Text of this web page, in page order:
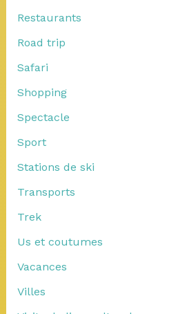
Restaurants
Road trip
Safari
Shopping
Spectacle
Sport
Stations de ski
Transports
Trek
Us et coutumes
Vacances
Villes